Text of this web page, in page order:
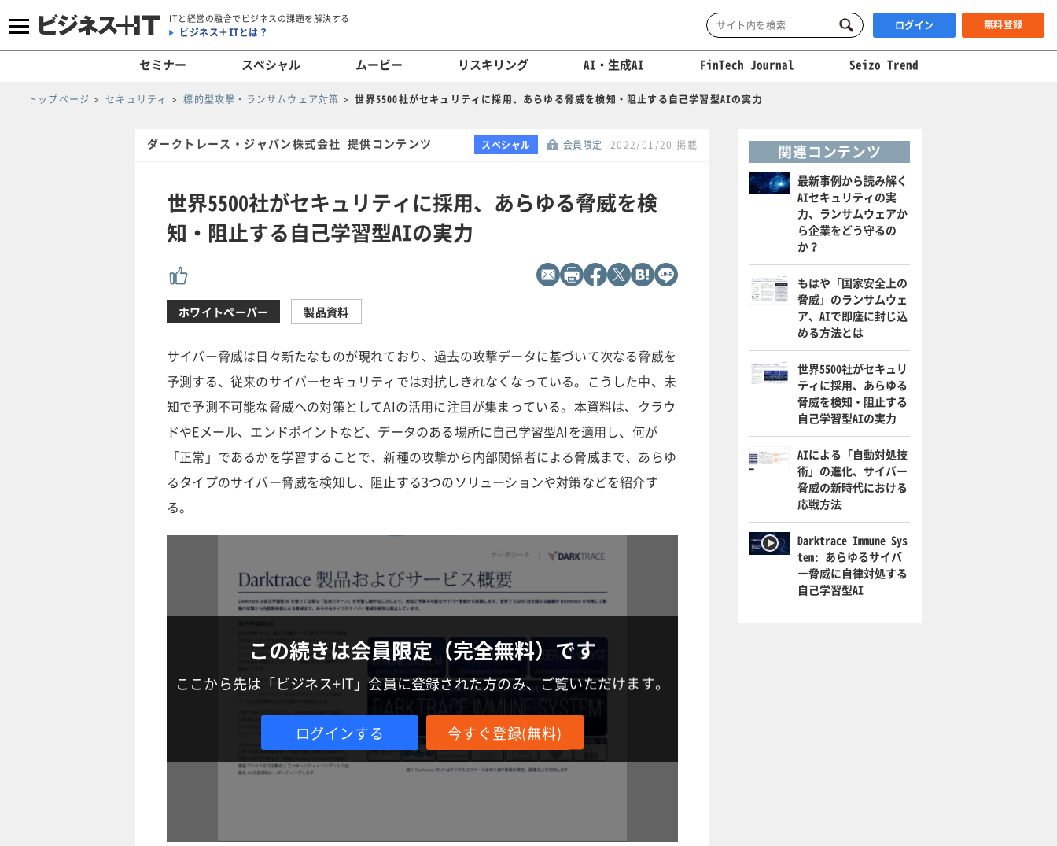
ITと経営の融合でビジネスの課題を解決する
ビジネス＋ITとは？ ログイン 無料登録
セミナー スペシャル ムービー リスキリング AI・生成AI FinTech Journal Seizo Trend
トップページ セキュリティ 標的型攻撃・ランサムウェア対策 世界5500社がセキュリティに採用、あらゆる脅威を検知・阻止する自己学習型AIの実力
ダークトレース・ジャパン株式会社 提供コンテンツ スペシャル 会員限定 2022/01/20 掲載
世界5500社がセキュリティに採用、あらゆる脅威を検
知・阻止する自己学習型AIの実力
ホワイトペーパー 製品資料
サイバー脅威は日々新たなものが現れており、過去の攻撃データに基づいて次なる脅威を
予測する、従来のサイバーセキュリティでは対抗しきれなくなっている。こうした中、未
知で予測不可能な脅威への対策としてAIの活用に注目が集まっている。本資料は、クラウ
ドやEメール、エンドポイントなど、データのある場所に自己学習型AIを適用し、何が
「正常」であるかを学習することで、新種の攻撃から内部関係者による脅威まで、あらゆ
るタイプのサイバー脅威を検知し、阻止する3つのソリューションや対策などを紹介す
る。
この続きは会員限定（完全無料）です
ここから先は「ビジネス+IT」会員に登録された方のみ、ご覧いただけます。
ログインする 今すぐ登録(無料)
関連コンテンツ
最新事例から読み解く
AIセキュリティの実
力、ランサムウェアか
ら企業をどう守るの
か？
もはや「国家安全上の
脅威」のランサムウェ
ア、AIで即座に封じ込
める方法とは
世界5500社がセキュリ
ティに採用、あらゆる
脅威を検知・阻止する
自己学習型AIの実力
AIによる「自動対処技
術」の進化、サイバー
脅威の新時代における
応戦方法
Darktrace Immune Sys
tem: あらゆるサイバ
ー脅威に自律対処する
自己学習型AI